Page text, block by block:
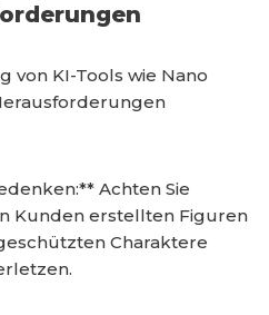
von KI-Tools wie Nano
Achten Sie
Kunden erstellten Figuren
Charaktere